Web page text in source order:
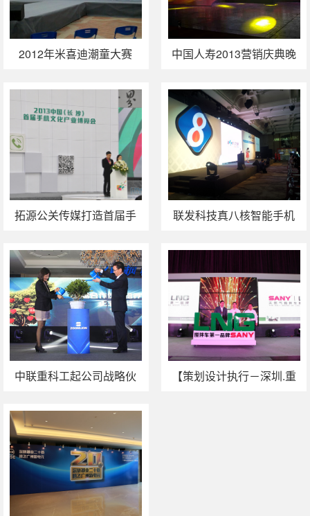
2012年米喜迪潮童大赛
中国人寿2013营销庆典晚
拓源公关传媒打造首届手
联发科技真八核智能手机
中联重科工起公司战略伙
【策划设计执行－深圳.重